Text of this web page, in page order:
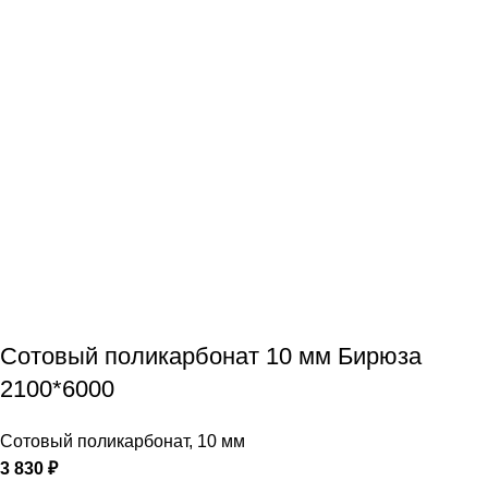
Сотовый поликарбонат 10 мм Бирюза
2100*6000
Сотовый поликарбонат, 10 мм
3 830 ₽